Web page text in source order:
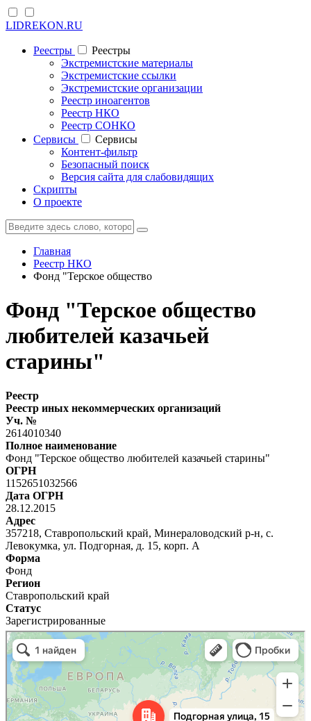
LIDREKON.RU
Реестры
Реестры
Экстремистские материалы
Экстремистские ссылки
Экстремистские организации
Реестр иноагентов
Реестр НКО
Реестр СОНКО
Cервисы
Cервисы
Контент-фильтр
Безопасный поиск
Версия сайта для слабовидящих
Скрипты
О проекте
Главная
Реестр НКО
Фонд "Терское общество
Фонд "Терское общество
любителей казачьей
старины"
Реестр
Реестр иных некоммерческих организаций
Уч. №
2614010340
Полное наименование
Фонд "Терское общество любителей казачьей старины"
ОГРН
1152651032566
Дата ОГРН
28.12.2015
Адрес
357218, Ставропольский край, Минераловодский р-н, с.
Левокумка, ул. Подгорная, д. 15, корп. А
Форма
Фонд
Регион
Ставропольский край
Статус
Зарегистрированные